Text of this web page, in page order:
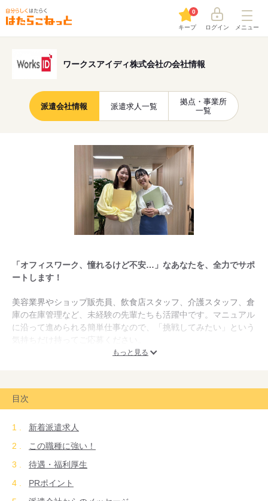
キープ
0
ログイン メニュー
ワークスアイディ株式会社の会社情報
派遣会社情報 派遣求人一覧
拠点・事業所
一覧
「オフィスワーク、憧れるけど不安…」なあなたを、全力でサポ
ートします！
美容業界やショップ販売員、飲食店スタッフ、介護スタッフ、倉
庫の在庫管理など、未経験の先輩たちも活躍中です。マニュアル
に沿って進められる簡単仕事なので、「挑戦してみたい」という
気持ちだけ持ってご応募ください。
せん。
・転職回数や就業ブランクも不問です。
・何かしらの販売経験（アパレル・飲食など）があれば活かせま
・社会人経験10年以上の方もぜひご応募ください。
もっと見る
目次
新着派遣求人
この職種に強い！
待遇・福利厚生
PRポイント